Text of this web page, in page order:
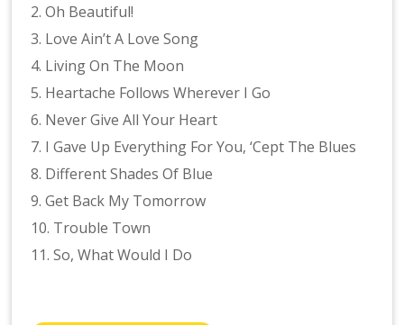
2. Oh Beautiful!
3. Love Ain’t A Love Song
4. Living On The Moon
5. Heartache Follows Wherever I Go
6. Never Give All Your Heart
7. I Gave Up Everything For You, ‘Cept The Blues
8. Different Shades Of Blue
9. Get Back My Tomorrow
10. Trouble Town
11. So, What Would I Do